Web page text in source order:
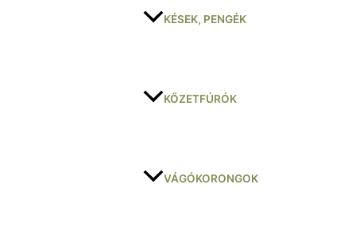
KÉSEK, PENGÉK
KŐZETFÚRÓK
VÁGÓKORONGOK